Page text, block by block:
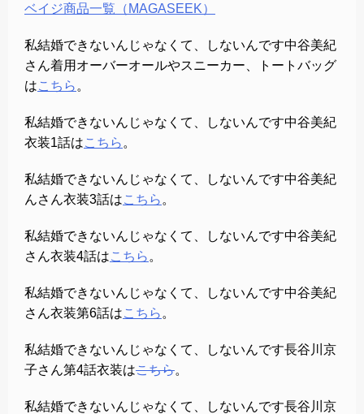
ベイジ商品一覧（MAGASEEK）
私結婚できないんじゃなくて、しないんです中谷美紀
さん着用オーバーオールやスニーカー、トートバッグ
はこちら 。
私結婚できないんじゃなくて、しないんです中谷美紀
衣装1話はこちら 。
私結婚できないんじゃなくて、しないんです中谷美紀
んさん衣装3話はこちら 。
私結婚できないんじゃなくて、しないんです中谷美紀
さん衣装4話はこちら 。
私結婚できないんじゃなくて、しないんです中谷美紀
さん衣装第6話はこちら 。
私結婚できないんじゃなくて、しないんです長谷川京
子さん第4話衣装はこちら。
私結婚できないんじゃなくて、しないんです長谷川京